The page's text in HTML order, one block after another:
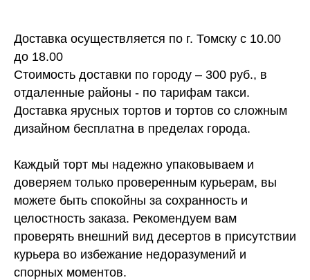
Доставка осуществляется по г. Томску с 10.00
до 18.00
Стоимость доставки по городу – 300 руб., в
отдаленные районы - по тарифам такси.
Доставка ярусных тортов и тортов со сложным
дизайном бесплатна в пределах города.
Каждый торт мы надежно упаковываем и
доверяем только проверенным курьерам, вы
можете быть спокойны за сохранность и
целостность заказа. Рекомендуем вам
проверять внешний вид десертов в присутствии
курьера во избежание недоразумений и
спорных моментов.